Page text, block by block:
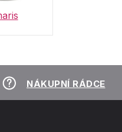
NÁKUPNÍ RÁDCE